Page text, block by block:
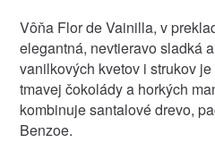
Vôňa Flor de Vainilla, v
elegantná, nevtieravo sladká
vanilkových kvetov i strukov
tmavej čokolády a horkých
kombinuje santalové drevo,
Benzoe.